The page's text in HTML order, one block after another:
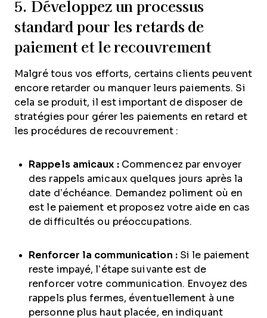
5. Développez un processus
standard pour les retards de
paiement et le recouvrement
Malgré tous vos efforts, certains clients peuvent
encore retarder ou manquer leurs paiements. Si
cela se produit, il est important de disposer de
stratégies pour gérer les paiements en retard et
les procédures de recouvrement :
Rappels amicaux :Commencez par envoyer
des rappels amicaux quelques jours après la
date d’échéance. Demandez poliment où en
est le paiement et proposez votre aide en cas
de difficultés ou préoccupations.
Renforcer la communication :Si le paiement
reste impayé, l’étape suivante est de
renforcer votre communication. Envoyez des
rappels plus fermes, éventuellement à une
personne plus haut placée, en indiquant